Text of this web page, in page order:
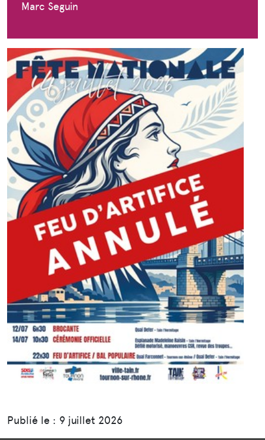
Marc Seguin
Publié le : 9 juillet 2026